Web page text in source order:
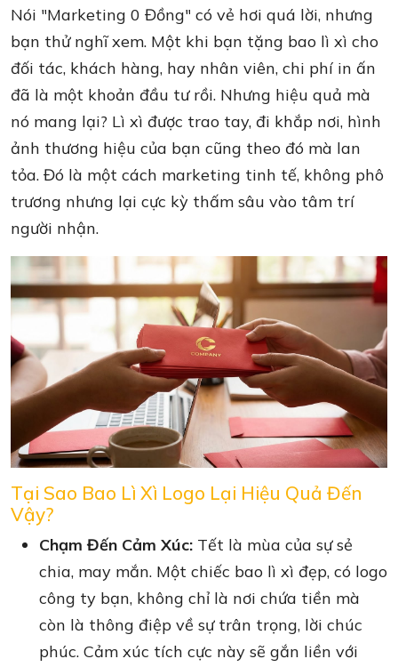
Nói "Marketing 0 Đồng" có vẻ hơi quá lời, nhưng
bạn thử nghĩ xem. Một khi bạn tặng bao lì xì cho
đối tác, khách hàng, hay nhân viên, chi phí in ấn
đã là một khoản đầu tư rồi. Nhưng hiệu quả mà
nó mang lại? Lì xì được trao tay, đi khắp nơi, hình
ảnh thương hiệu của bạn cũng theo đó mà lan
tỏa. Đó là một cách marketing tinh tế, không phô
trương nhưng lại cực kỳ thấm sâu vào tâm trí
người nhận.
Tại Sao Bao Lì Xì Logo Lại Hiệu Quả Đến
Vậy?
Chạm Đến Cảm Xúc: Tết là mùa của sự sẻ
chia, may mắn. Một chiếc bao lì xì đẹp, có logo
công ty bạn, không chỉ là nơi chứa tiền mà
còn là thông điệp về sự trân trọng, lời chúc
phúc. Cảm xúc tích cực này sẽ gắn liền với